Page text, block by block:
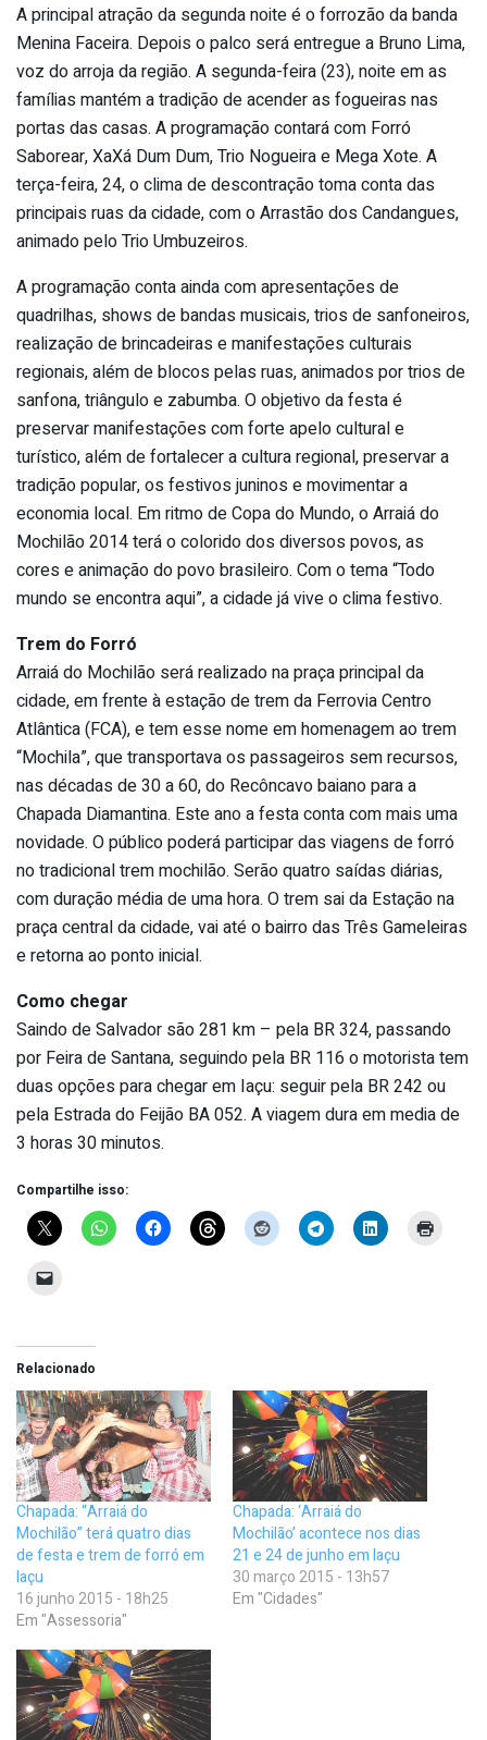
A principal atração da segunda noite é o forrozão da banda
Menina Faceira. Depois o palco será entregue a Bruno Lima,
voz do arroja da região. A segunda-feira (23), noite em as
famílias mantém a tradição de acender as fogueiras nas
portas das casas. A programação contará com Forró
Saborear, XaXá Dum Dum, Trio Nogueira e Mega Xote. A
terça-feira, 24, o clima de descontração toma conta das
principais ruas da cidade, com o Arrastão dos Candangues,
animado pelo Trio Umbuzeiros.
A programação conta ainda com apresentações de
quadrilhas, shows de bandas musicais, trios de sanfoneiros,
realização de brincadeiras e manifestações culturais
regionais, além de blocos pelas ruas, animados por trios de
sanfona, triângulo e zabumba. O objetivo da festa é
preservar manifestações com forte apelo cultural e
turístico, além de fortalecer a cultura regional, preservar a
tradição popular, os festivos juninos e movimentar a
economia local. Em ritmo de Copa do Mundo, o Arraiá do
Mochilão 2014 terá o colorido dos diversos povos, as
cores e animação do povo brasileiro. Com o tema “Todo
mundo se encontra aqui”, a cidade já vive o clima festivo.
Trem do Forró
Arraiá do Mochilão será realizado na praça principal da
cidade, em frente à estação de trem da Ferrovia Centro
Atlântica (FCA), e tem esse nome em homenagem ao trem
“Mochila”, que transportava os passageiros sem recursos,
nas décadas de 30 a 60, do Recôncavo baiano para a
Chapada Diamantina. Este ano a festa conta com mais uma
novidade. O público poderá participar das viagens de forró
no tradicional trem mochilão. Serão quatro saídas diárias,
com duração média de uma hora. O trem sai da Estação na
praça central da cidade, vai até o bairro das Três Gameleiras
e retorna ao ponto inicial.
Como chegar
Saindo de Salvador são 281 km – pela BR 324, passando
por Feira de Santana, seguindo pela BR 116 o motorista tem
duas opções para chegar em Iaçu: seguir pela BR 242 ou
pela Estrada do Feijão BA 052. A viagem dura em media de
3 horas 30 minutos.
Compartilhe isso:
Relacionado
Chapada: “Arraiá do
Mochilão” terá quatro dias
de festa e trem de forró em
Iaçu
16 junho 2015 - 18h25
Em "Assessoria"
Chapada: ‘Arraiá do
Mochilão’ acontece nos dias
21 e 24 de junho em Iaçu
30 março 2015 - 13h57
Em "Cidades"